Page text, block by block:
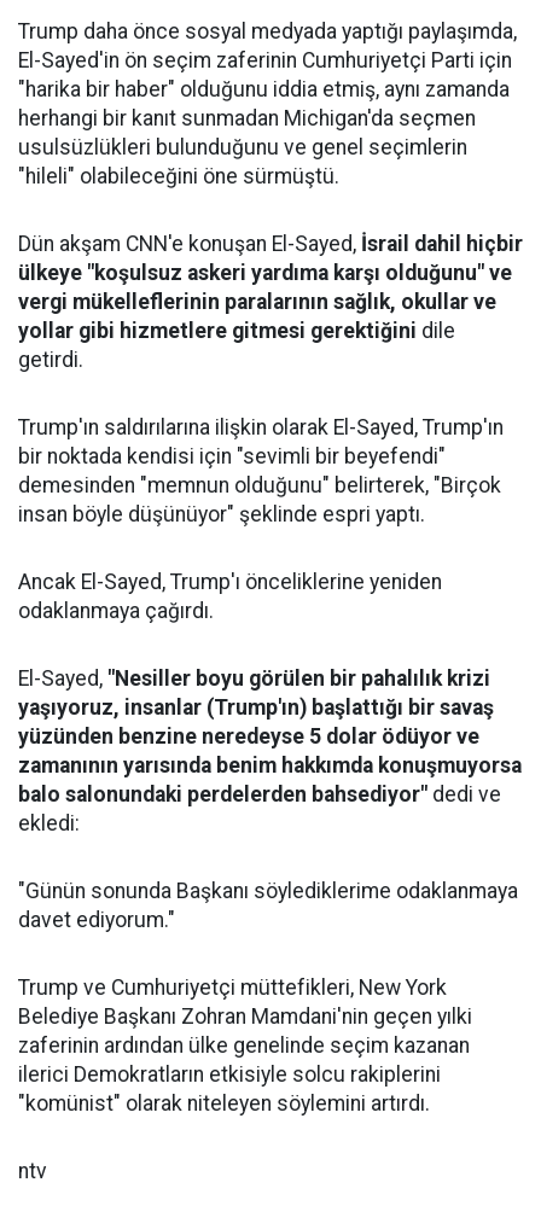
Trump daha önce sosyal medyada yaptığı paylaşımda,
El-Sayed'in ön seçim zaferinin Cumhuriyetçi Parti için
"harika bir haber" olduğunu iddia etmiş, aynı zamanda
herhangi bir kanıt sunmadan Michigan'da seçmen
usulsüzlükleri bulunduğunu ve genel seçimlerin
"hileli" olabileceğini öne sürmüştü.
Dün akşam CNN'e konuşan El-Sayed, İsrail dahil hiçbir
ülkeye "koşulsuz askeri yardıma karşı olduğunu" ve
vergi mükelleflerinin paralarının sağlık, okullar ve
yollar gibi hizmetlere gitmesi gerektiğini dile
getirdi.
Trump'ın saldırılarına ilişkin olarak El-Sayed, Trump'ın
bir noktada kendisi için "sevimli bir beyefendi"
demesinden "memnun olduğunu" belirterek, "Birçok
insan böyle düşünüyor" şeklinde espri yaptı.
Ancak El-Sayed, Trump'ı önceliklerine yeniden
odaklanmaya çağırdı.
El-Sayed, "Nesiller boyu görülen bir pahalılık krizi
yaşıyoruz, insanlar (Trump'ın) başlattığı bir savaş
yüzünden benzine neredeyse 5 dolar ödüyor ve
zamanının yarısında benim hakkımda konuşmuyorsa
balo salonundaki perdelerden bahsediyor" dedi ve
ekledi:
"Günün sonunda Başkanı söylediklerime odaklanmaya
davet ediyorum."
Trump ve Cumhuriyetçi müttefikleri, New York
Belediye Başkanı Zohran Mamdani'nin geçen yılki
zaferinin ardından ülke genelinde seçim kazanan
ilerici Demokratların etkisiyle solcu rakiplerini
"komünist" olarak niteleyen söylemini artırdı.
ntv